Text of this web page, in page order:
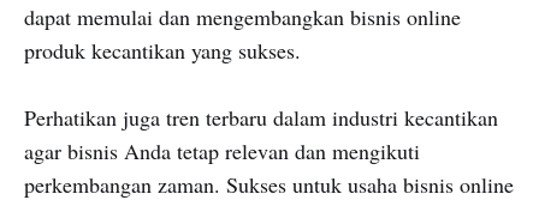
dapat memulai dan mengembangkan bisnis online
produk kecantikan yang sukses.
Perhatikan juga tren terbaru dalam industri kecantikan
agar bisnis Anda tetap relevan dan mengikuti
perkembangan zaman. Sukses untuk usaha bisnis online